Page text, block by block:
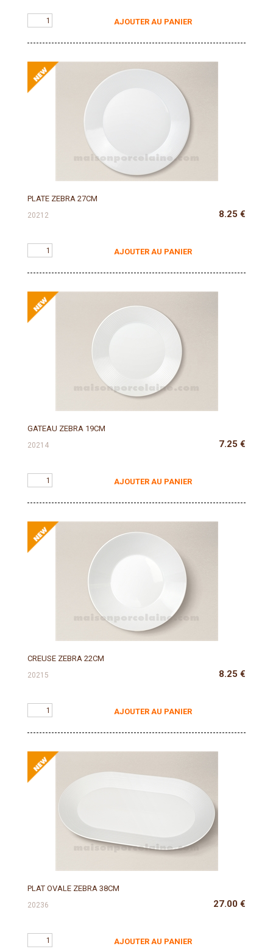
AJOUTER AU PANIER
PLATE ZEBRA 27CM
20212 8.25 €
AJOUTER AU PANIER
GATEAU ZEBRA 19CM
20214 7.25 €
AJOUTER AU PANIER
CREUSE ZEBRA 22CM
20215 8.25 €
AJOUTER AU PANIER
PLAT OVALE ZEBRA 38CM
20236 27.00 €
AJOUTER AU PANIER